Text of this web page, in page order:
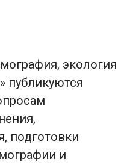
экология
публикуются
подготовки
и